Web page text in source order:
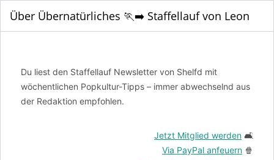
Über Übernatürliches 🏃‍➡️ Staffellauf von Leon